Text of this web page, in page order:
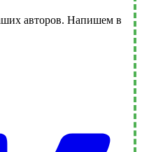
авторов. Напишем в